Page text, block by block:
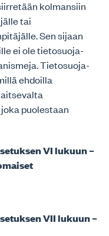
kolmansiin
tai
Sen sijaan
ei ole tietosuoja-
Tietosuoja-
ehdoilla
puolestaan
VI lukuun –
VII lukuun –